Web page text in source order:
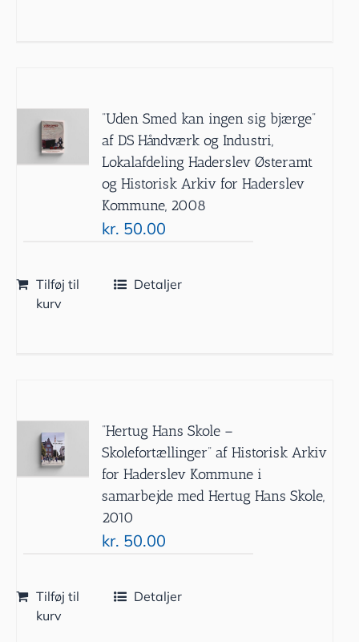
”Uden Smed kan ingen sig bjærge”
af DS Håndværk og Industri,
Lokalafdeling Haderslev Østeramt
og Historisk Arkiv for Haderslev
Kommune, 2008
kr. 50.00
Tilføj til
kurv
Detaljer
”Hertug Hans Skole –
Skolefortællinger” af Historisk Arkiv
for Haderslev Kommune i
samarbejde med Hertug Hans Skole,
2010
kr. 50.00
Tilføj til
kurv
Detaljer